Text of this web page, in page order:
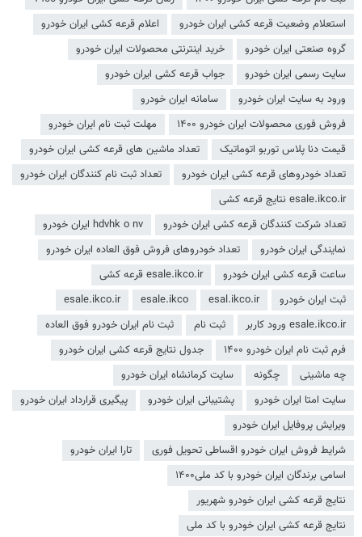
استعلام وضعیت قرعه کشی ایران خودرو
اعلام قرعه کشی ایران خودرو
گروه صنعتی ایران خودرو
خرید اینترنتی محصولات ایران خودرو
سایت رسمی ایران خودرو
جواب قرعه کشی ایران خودرو
ورود به سایت ایران خودرو
سامانه ایران خودرو
فروش فوری محصولات ایران خودرو ۱۴۰۰
مهلت ثبت نام ایران خودرو
قیمت دنا پلاس توربو اتوماتیک
تعداد ماشین های قرعه کشی ایران خودرو
تعداد خودروهای قرعه کشی ایران خودرو
تعداد ثبت نام کنندگان ایران خودرو
esale.ikco.ir نتایج قرعه کشی
تعداد شرکت کنندگان قرعه کشی ایران خودرو
hdvhk o nv ایران خودرو
نمایندگی ایران خودرو
تعداد خودروهای فروش فوق العاده ایران خودرو
ساعت قرعه کشی ایران خودرو
esale.ikco.ir قرعه کشی
ثبت ایران خودرو
esal.ikco.ir
esale.ikco
esale.ikco.ir
esale.ikco.ir ورود کاربر
ثبت نام
ثبت نام ایران خودرو فوق العاده
فرم ثبت نام ایران خودرو ۱۴۰۰
جدول نتایج قرعه کشی ایران خودرو
چه ماشینی
چگونه
سایت کرمانشاه ایران خودرو
سایت امتا ایران خودرو
پشتیبانی ایران خودرو
پیگیری قرارداد ایران خودرو
ویرایش پروفایل ایران خودرو
شرایط فروش ایران خودرو اقساطی تحویل فوری
تارا ایران خودرو
اسامی برندگان ایران خودرو با کد ملی۱۴۰۰
نتایج قرعه کشی ایران خودرو شهریور
نتایج قرعه کشی ایران خودرو با کد ملی